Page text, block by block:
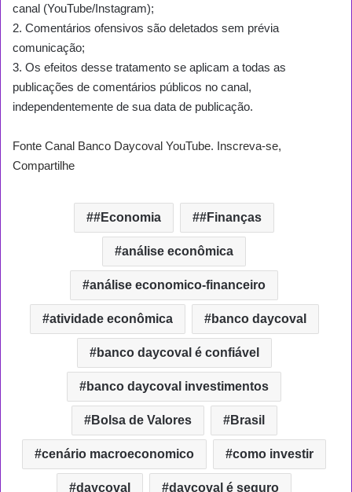
canal (YouTube/Instagram);
2. Comentários ofensivos são deletados sem prévia
comunicação;
3. Os efeitos desse tratamento se aplicam a todas as
publicações de comentários públicos no canal,
independentemente de sua data de publicação.
Fonte Canal Banco Daycoval YouTube. Inscreva-se,
Compartilhe
#Economia #Finanças
análise econômica
análise economico-financeiro
atividade econômica banco daycoval
banco daycoval é confiável
banco daycoval investimentos
Bolsa de Valores Brasil
cenário macroeconomico como investir
daycoval daycoval é seguro